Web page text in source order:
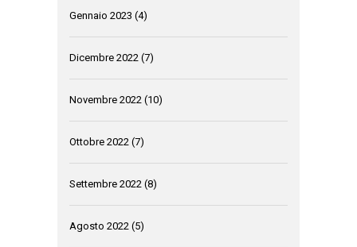
Gennaio 2023 (4)
Dicembre 2022 (7)
Novembre 2022 (10)
Ottobre 2022 (7)
Settembre 2022 (8)
Agosto 2022 (5)